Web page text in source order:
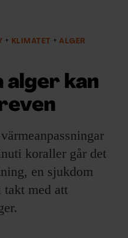
KLIMATET ALGER
kan
koraller går det
en sjukdom
med att